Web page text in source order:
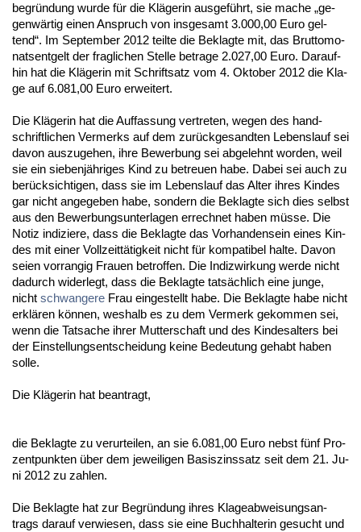
be­gründung wur­de für die Kläge­rin aus­geführt, sie ma­che „ge­
genwärtig ei­nen An­spruch von ins­ge­samt 3.000,00 Eu­ro gel­
tend“. Im Sep­tem­ber 2012 teil­te die Be­klag­te mit, das Brut­to­mo­
nats­ent­gelt der frag­li­chen Stel­le be­tra­ge 2.027,00 Eu­ro. Dar­auf­
hin hat die Kläge­rin mit Schrift­satz vom 4. Ok­to­ber 2012 die Kla­
ge auf 6.081,00 Eu­ro er­wei­tert.
Die Kläge­rin hat die Auf­fas­sung ver­tre­ten, we­gen des hand­
schrift­li­chen Ver­merks auf dem zurück­ge­sand­ten Le­bens­lauf sei
da­von aus­zu­ge­hen, ih­re Be­wer­bung sei ab­ge­lehnt wor­den, weil
sie ein sie­benjähri­ges Kind zu be­treu­en ha­be. Da­bei sei auch zu
berück­sich­ti­gen, dass sie im Le­bens­lauf das Al­ter ih­res Kin­des
gar nicht an­ge­ge­ben ha­be, son­dern die Be­klag­te sich dies selbst
aus den Be­wer­bungs­un­ter­la­gen er­rech­net ha­ben müsse. Die
No­tiz in­di­zie­re, dass die Be­klag­te das Vor­han­den­sein ei­nes Kin­
des mit ei­ner Voll­zeittätig­keit nicht für kom­pa­ti­bel hal­te. Da­von
sei­en vor­ran­gig Frau­en be­trof­fen. Die In­dizwir­kung wer­de nicht
da­durch wi­der­legt, dass die Be­klag­te tatsächlich ei­ne jun­ge,
nicht schwan­ge­re Frau ein­ge­stellt ha­be. Die Be­klag­te ha­be nicht
erklären können, wes­halb es zu dem Ver­merk ge­kom­men sei,
wenn die Tat­sa­che ih­rer Mut­ter­schaft und des Kin­des­al­ters bei
der Ein­stel­lungs­ent­schei­dung kei­ne Be­deu­tung ge­habt ha­ben
sol­le.
Die Kläge­rin hat be­an­tragt,
die Be­klag­te zu ver­ur­tei­len, an sie 6.081,00 Eu­ro nebst fünf Pro­
zent­punk­ten über dem je­wei­li­gen Ba­sis­zins­satz seit dem 21. Ju­
ni 2012 zu zah­len.
Die Be­klag­te hat zur Be­gründung ih­res Kla­ge­ab­wei­sungs­an­
trags dar­auf ver­wie­sen, dass sie ei­ne Buch­hal­te­rin ge­sucht und